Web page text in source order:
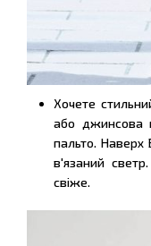
Хочете
або джинсова
пальто. Наверх
в'язаний
свіже.